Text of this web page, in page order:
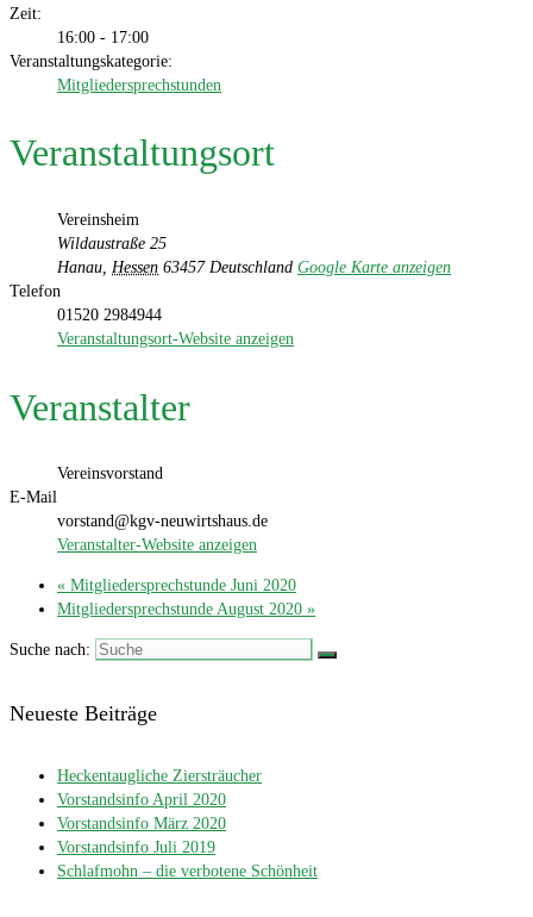
Zeit:
16:00 - 17:00
Veranstaltungskategorie:
Mitgliedersprechstunden
Veranstaltungsort
Vereinsheim
Wildaustraße 25
Hanau, Hessen 63457 Deutschland Google Karte anzeigen
Telefon
01520 2984944
Veranstaltungsort-Website anzeigen
Veranstalter
Vereinsvorstand
E-Mail
vorstand@kgv-neuwirtshaus.de
Veranstalter-Website anzeigen
« Mitgliedersprechstunde Juni 2020
Mitgliedersprechstunde August 2020 »
Suche nach:
Neueste Beiträge
Hecken­taugliche Ziersträucher
Vorstandsinfo April 2020
Vorstandsinfo März 2020
Vorstandsinfo Juli 2019
Schlafmohn – die verbotene Schönheit